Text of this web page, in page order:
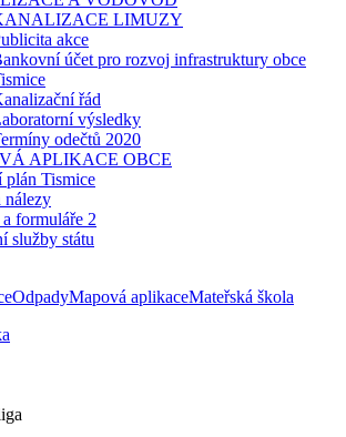
LIMUZY
akce
účet pro rozvoj infrastruktury obce
řád
výsledky
odečtů 2020
APLIKACE OBCE
plán Tismice
nálezy
formuláře 2
služby státu
OdpadyMapová aplikaceMateřská škola